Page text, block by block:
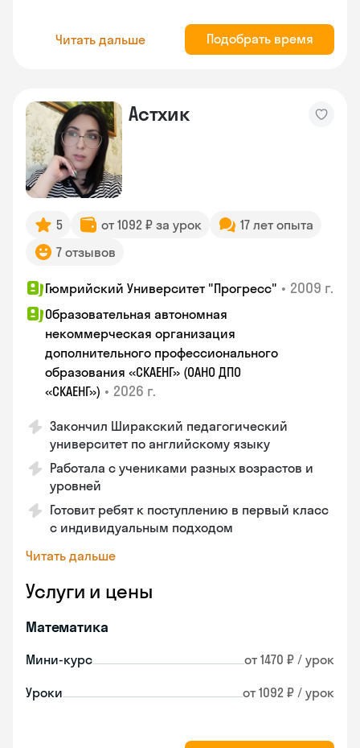
Читать дальше Подобрать время
Астхик
5 от 1092 ₽ за урок
17 лет опыта
7 отзывов
Гюмрийский Университет "Прогресс" • 2009 г.
Образовательная автономная
некоммерческая организация
дополнительного профессионального
образования «СКАЕНГ» (ОАНО ДПО
«СКАЕНГ») • 2026 г.
Закончил Ширакский педагогический
университет по английскому языку
Работала с учениками разных возрастов и
уровней
Готовит ребят к поступлению в первый класс
с индивидуальным подходом
Читать дальше
Услуги и цены
Математика
Мини-курс от 1470 ₽ / урок
Уроки от 1092 ₽ / урок